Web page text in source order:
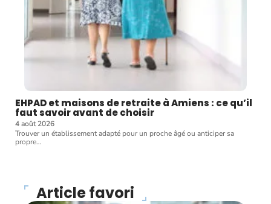
EHPAD et maisons de retraite à Amiens : ce qu’il
faut savoir avant de choisir
4 août 2026
Trouver un établissement adapté pour un proche âgé ou anticiper sa
propre…
Article favori